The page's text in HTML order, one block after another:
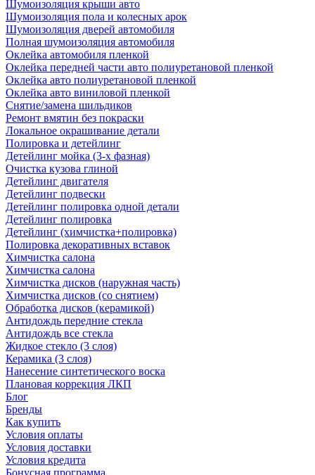
Шумоизоляция крыши авто
Шумоизоляция пола и колесных арок
Шумоизоляция дверей автомобиля
Полная шумоизоляция автомобиля
Оклейка автомобиля пленкой
Оклейка передней части авто полиуретановой пленкой
Оклейка авто полиуретановой пленкой
Оклейка авто виниловой пленкой
Снятие/замена шильдиков
Ремонт вмятин без покраски
Локальное окрашивание детали
Полировка и детейлинг
Детейлинг мойка (3-х фазная)
Очистка кузова глиной
Детейлинг двигателя
Детейлинг подвески
Детейлинг полировка одной детали
Детейлинг полировка
Детейлинг (химчистка+полировка)
Полировка декоративных вставок
Химчистка салона
Химчистка салона
Химчистка дисков (наружная часть)
Химчистка дисков (со снятием)
Обработка дисков (керамикой)
Антидождь передние стекла
Антидождь все стекла
Жидкое стекло (3 слоя)
Керамика (3 слоя)
Нанесение синтетического воска
Плановая коррекция ЛКП
Блог
Бренды
Как купить
Условия оплаты
Условия доставки
Условия кредита
Бонусная программа